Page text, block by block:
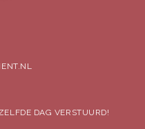
DAG VERSTUURD!